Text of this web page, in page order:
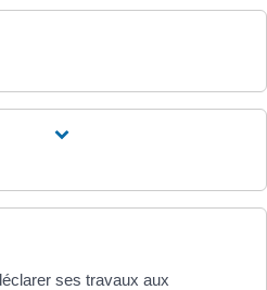
ses travaux aux